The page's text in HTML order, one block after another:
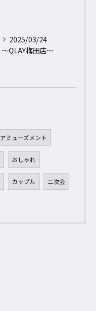
2025/03/24
〜QLAY梅田店〜
アミューズメント
おしゃれ
カップル 二次会